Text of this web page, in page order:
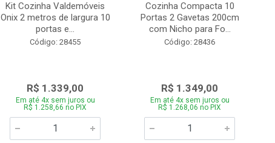
Kit Cozinha Valdemóveis
Onix 2 metros de largura 10
portas e...
Código: 28455
R$ 1.339,00
Em até 4x sem juros ou
R$ 1.258,66 no PIX
Cozinha Compacta 10
Portas 2 Gavetas 200cm
com Nicho para Fo...
Código: 28436
R$ 1.349,00
Em até 4x sem juros ou
R$ 1.268,06 no PIX